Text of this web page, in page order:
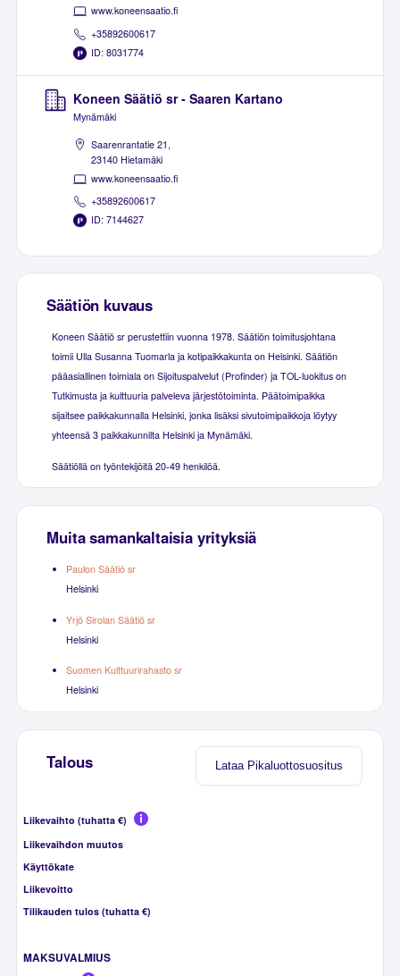
www.koneensaatio.fi
+35892600617
ID: 8031774
Koneen Säätiö sr - Saaren Kartano
Mynämäki
Saarenrantatie 21,
23140 Hietamäki
www.koneensaatio.fi
+35892600617
ID: 7144627
Säätiön kuvaus
Koneen Säätiö sr perustettiin vuonna 1978. Säätiön toimitusjohtana
toimii Ulla Susanna Tuomarla ja kotipaikkakunta on Helsinki. Säätiön
pääasiallinen toimiala on Sijoituspalvelut (Profinder) ja TOL-luokitus on
Tutkimusta ja kulttuuria palveleva järjestötoiminta. Päätoimipaikka
sijaitsee paikkakunnalla Helsinki, jonka lisäksi sivutoimipaikkoja löytyy
yhteensä 3 paikkakunnilta Helsinki ja Mynämäki.
Säätiöllä on työntekijöitä 20-49 henkilöä.
Muita samankaltaisia yrityksiä
Paulon Säätiö sr
Helsinki
Yrjö Sirolan Säätiö sr
Helsinki
Suomen Kulttuurirahasto sr
Helsinki
Lataa Pikaluottosuositus
Talous
Liikevaihto (tuhatta €)
Liikevaihdon muutos
Käyttökate
Liikevoitto
Tilikauden tulos (tuhatta €)
MAKSUVALMIUS